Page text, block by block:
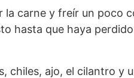
la carne y freír un poco
hasta que haya
chiles, ajo, el cilantro y